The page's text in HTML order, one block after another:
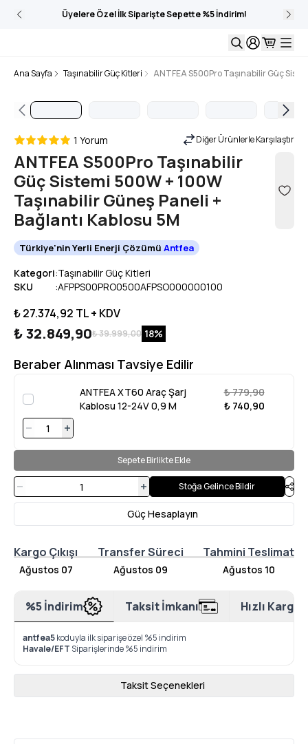
Üyelere Özel İlk Siparişte Sepette %5 İndirim!
Ana Sayfa Taşınabilir Güç Kitleri ANTFEA S500Pro Taşınabilir Güç
1 Yorum Diğer Ürünlerle Karşılaştır
ANTFEA S500Pro Taşınabilir
Güç Sistemi 500W + 100W
Taşınabilir Güneş Paneli +
Bağlantı Kablosu 5M
Türkiye'nin Yerli Enerji Çözümü Antfea
Kategori:Taşınabilir Güç Kitleri
SKU
:AFPPS00PRO0500AFPSO000000100
₺ 27.374,92 TL + KDV
₺ 32.849,90₺ 39.999,00 18%
Beraber Alınması Tavsiye Edilir
ANTFEA XT60 Araç Şarj
Kablosu 12-24V 0,9 M
₺ 779,90
₺ 740,90
Sepete Birlikte Ekle
Stoğa Gelince Bildir
Güç Hesaplayın
Kargo Çıkışı
Ağustos 07
Transfer Süreci
Ağustos 09
Tahmini Teslimat
Ağustos 10
%5 İndirim Taksit İmkanı Hızlı Kargo
antfea5koduyla ilk siparişe özel %5 indirim
Havale/EFTSiparişlerinde %5 indirim
Taksit Seçenekleri